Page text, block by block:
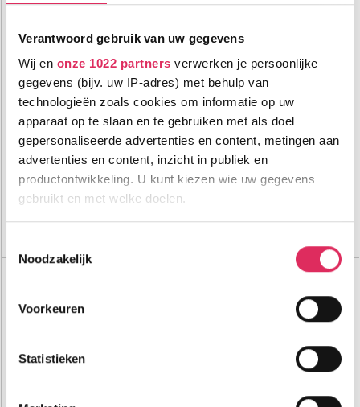
Verantwoord gebruik van uw gegevens
Wij en onze 1022 partners verwerken je persoonlijke
gegevens (bijv. uw IP-adres) met behulp van
technologieën zoals cookies om informatie op uw
apparaat op te slaan en te gebruiken met als doel
gepersonaliseerde advertenties en content, metingen aan
advertenties en content, inzicht in publiek en
productontwikkeling. U kunt kiezen wie uw gegevens
gebruikt en met welke doelen.
Informatie verzamelen over uw geografische
Uw apparaat identificeren door het actief te
scannen op specifieke eigenschappen (fingerprinting)
verwerkt en stel uw voorkeuren in het
detailgedeelte in.
Noodzakelijk
Voorkeuren
Statistieken
Familehotel met wellness op slechts 300 meter van de piste in
Pejo Fonti!
Prijzen winter
zsm
300m tot centrum
300m tot piste
halfpension
Dimaro
Hotel Vioz